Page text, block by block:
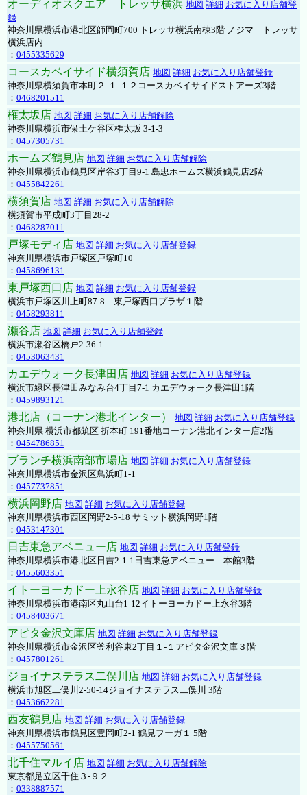
オーディオスクエア トレッサ横浜 地図 詳細 お気に入り店舗登
録
神奈川県横浜市港北区師岡町700 トレッサ横浜南棟3階 ノジマ トレッサ
横浜店内
： 0455335629
コースカベイサイド横須賀店 地図 詳細 お気に入り店舗登録
神奈川県横須賀市本町２-１-１２コースカベイサイドストアーズ3階
： 0468201511
権太坂店 地図 詳細 お気に入り店舗解除
神奈川県横浜市保土ケ谷区権太坂 3-1-3
： 0457305731
ホームズ鶴見店 地図 詳細 お気に入り店舗解除
神奈川県横浜市鶴見区岸谷3丁目9-1 島忠ホームズ横浜鶴見店2階
： 0455842261
横須賀店 地図 詳細 お気に入り店舗解除
横須賀市平成町3丁目28-2
： 0468287011
戸塚モディ店 地図 詳細 お気に入り店舗登録
神奈川県横浜市戸塚区戸塚町10
： 0458696131
東戸塚西口店 地図 詳細 お気に入り店舗登録
横浜市戸塚区川上町87-8 東戸塚西口プラザ１階
： 0458293811
瀬谷店 地図 詳細 お気に入り店舗登録
横浜市瀬谷区橋戸2-36-1
： 0453063431
カエデウォーク長津田店 地図 詳細 お気に入り店舗登録
横浜市緑区長津田みなみ台4丁目7-1 カエデウォーク長津田1階
： 0459893121
港北店（コーナン港北インター） 地図 詳細 お気に入り店舗登録
神奈川県 横浜市都筑区 折本町 191番地コーナン港北インター店2階
： 0454786851
ブランチ横浜南部市場店 地図 詳細 お気に入り店舗登録
神奈川県横浜市金沢区鳥浜町1-1
： 0457737851
横浜岡野店 地図 詳細 お気に入り店舗登録
神奈川県横浜市西区岡野2-5-18 サミット横浜岡野1階
： 0453147301
日吉東急アベニュー店 地図 詳細 お気に入り店舗登録
神奈川県横浜市港北区日吉2-1-1日吉東急アベニュー 本館3階
： 0455603351
イトーヨーカドー上永谷店 地図 詳細 お気に入り店舗登録
神奈川県横浜市港南区丸山台1-12イトーヨーカドー上永谷3階
： 0458403671
アピタ金沢文庫店 地図 詳細 お気に入り店舗登録
神奈川県横浜市金沢区釜利谷東2丁目１-１アピタ金沢文庫３階
： 0457801261
ジョイナステラス二俣川店 地図 詳細 お気に入り店舗登録
横浜市旭区二俣川2-50-14ジョイナステラス二俣川 3階
： 0453662281
西友鶴見店 地図 詳細 お気に入り店舗登録
神奈川県横浜市鶴見区豊岡町2-1 鶴見フーガ１ 5階
： 0455750561
北千住マルイ店 地図 詳細 お気に入り店舗解除
東京都足立区千住３-９２
： 0338887571